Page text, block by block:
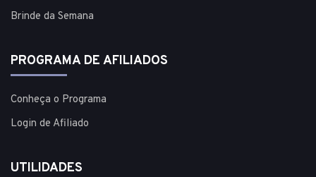
Brinde da Semana
PROGRAMA DE AFILIADOS
Conheça o Programa
Login de Afiliado
UTILIDADES